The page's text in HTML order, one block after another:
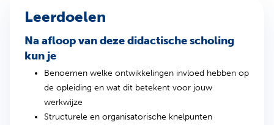
Leerdoelen
Na afloop van deze didactische scholing
kun je
Benoemen welke ontwikkelingen invloed hebben op
de opleiding en wat dit betekent voor jouw
werkwijze
Structurele en organisatorische knelpunten